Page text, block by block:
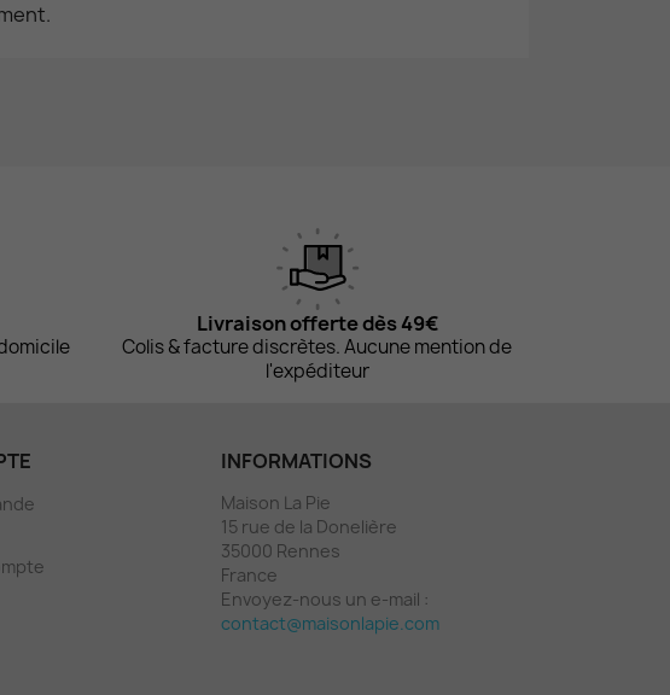
Livraison offerte dès 49€
Colis & facture discrètes. Aucune mention de
l'expéditeur
INFORMATIONS
Maison La Pie
15 rue de la Donelière
35000 Rennes
France
Envoyez-nous un e-mail :
contact@maisonlapie.com